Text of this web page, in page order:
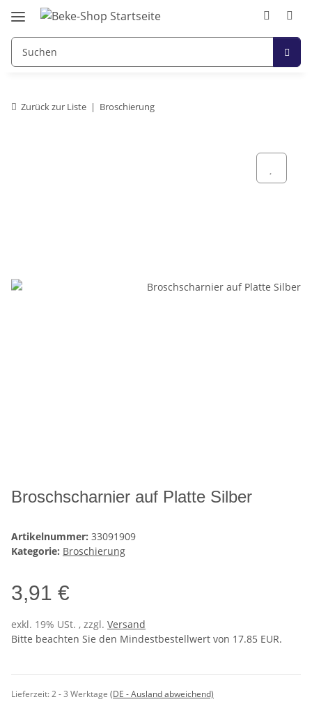
Zurück zur Liste Broschierung
Broschscharnier auf Platte Silber
Artikelnummer: 33091909
Kategorie: Broschierung
3,91 €
exkl. 19% USt. , zzgl. Versand
Bitte beachten Sie den Mindestbestellwert von 17.85 EUR.
Lieferzeit:2 - 3 Werktage (DE - Ausland abweichend)